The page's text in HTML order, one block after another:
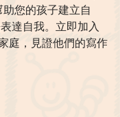
您的孩子建立自
達自我。立即加入
庭，見證他們的寫作